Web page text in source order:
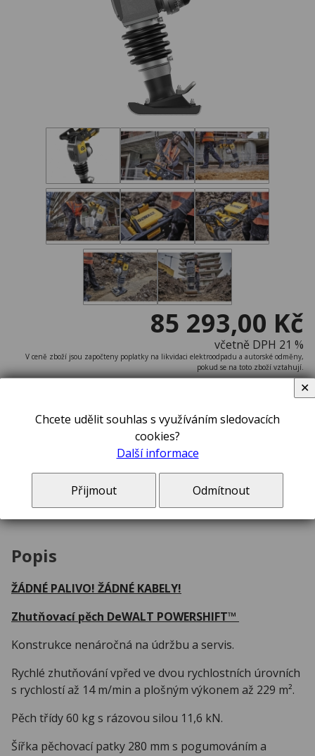
85 293,00 Kč
včetně DPH 21 %
V ceně zboží jsou započteny poplatky na likvidaci elektroodpadu a autorské odměny,
pokud se na toto zboží vztahují.
na dotaz
Akumulátorový pěch DEWALT DCPS660N-XJ 554 WH
POWERSHIFT™
Popis
ŽÁDNÉ PALIVO! ŽÁDNÉ KABELY!
Zhutňovací pěch DeWALT POWERSHIFT™
Konstrukce nenáročná na údržbu a servis.
Rychlé zhutňování vpřed ve dvou rychlostních úrovních
s rychlostí až 14 m/min a plošným výkonem až 229 m².
Pěch třídy 60 kg s rázovou silou 11,6 kN.
Šířka pěchovací patky 280 mm s pogumováním a
Chcete udělit souhlas s využíváním sledovacích
cookies?
Další informace
Přijmout Odmítnout
✕